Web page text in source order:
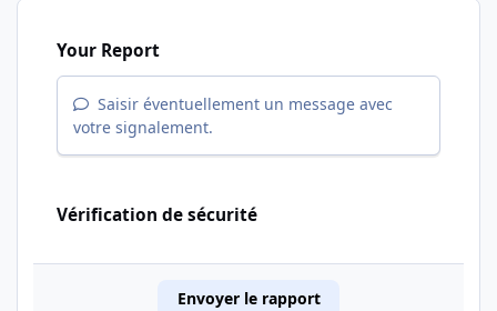
Your Report
Saisir éventuellement un message avec
votre signalement.
Vérification de sécurité
Envoyer le rapport